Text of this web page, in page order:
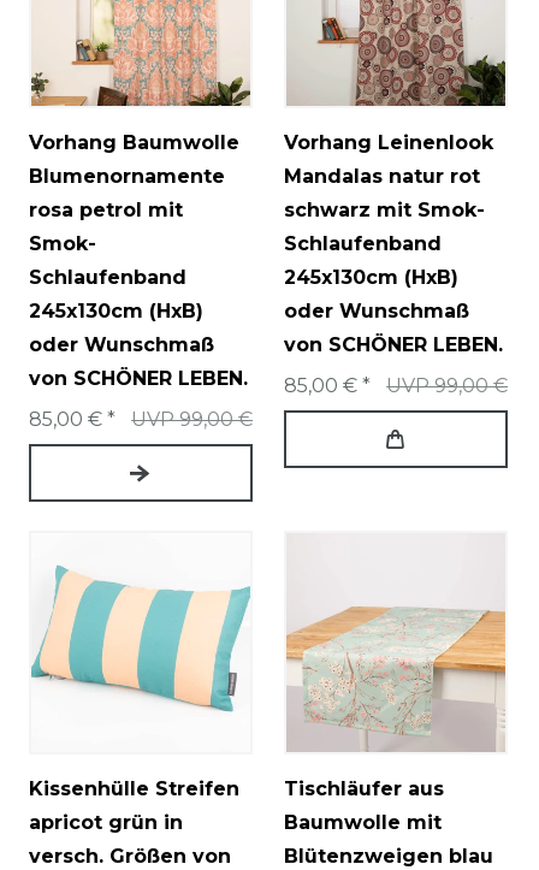
Vorhang Baumwolle
Blumenornamente
rosa petrol mit
Smok-
Schlaufenband
245x130cm (HxB)
oder Wunschmaß
von SCHÖNER LEBEN.
UVP 99,00 €
85,00 € *
Vorhang Leinenlook
Mandalas natur rot
schwarz mit Smok-
Schlaufenband
245x130cm (HxB)
oder Wunschmaß
von SCHÖNER LEBEN.
UVP 99,00 €
85,00 € *
Kissenhülle Streifen
apricot grün in
versch. Größen von
Tischläufer aus
Baumwolle mit
Blütenzweigen blau